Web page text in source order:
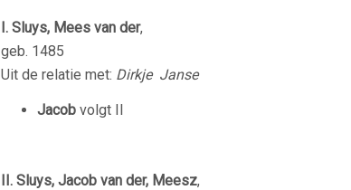
I. Sluys, Mees van der,
geb. 1485
Uit de relatie met: Dirkje Janse
Jacob volgt II
II. Sluys, Jacob van der, Meesz,